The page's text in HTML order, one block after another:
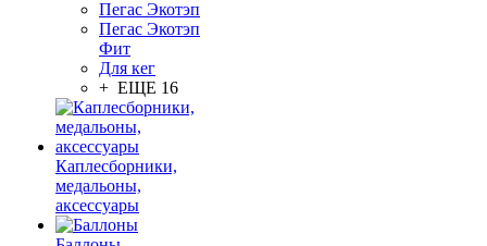
Пегас Экотэп
Пегас Экотэп
Фит
Для кег
+ ЕЩЕ 16
Каплесборники,
медальоны,
аксессуары